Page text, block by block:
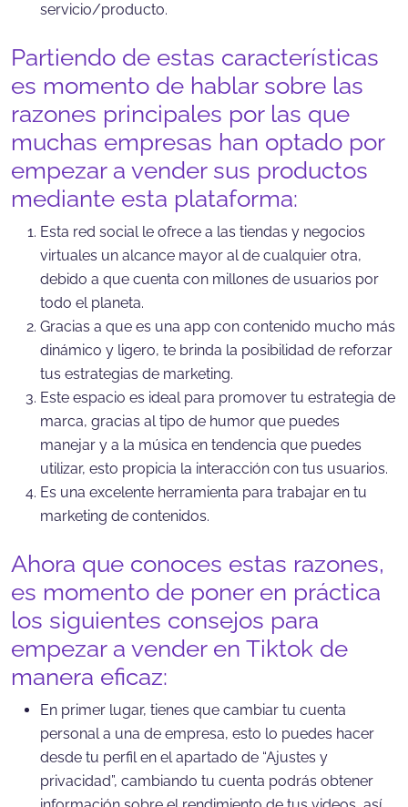
servicio/producto.
Partiendo de estas características
es momento de hablar sobre las
razones principales por las que
muchas empresas han optado por
empezar a vender sus productos
mediante esta plataforma:
Esta red social le ofrece a las tiendas y negocios
virtuales un alcance mayor al de cualquier otra,
debido a que cuenta con millones de usuarios por
todo el planeta.
Gracias a que es una app con contenido mucho más
dinámico y ligero, te brinda la posibilidad de reforzar
tus estrategias de marketing.
Este espacio es ideal para promover tu estrategia de
marca, gracias al tipo de humor que puedes
manejar y a la música en tendencia que puedes
utilizar, esto propicia la interacción con tus usuarios.
Es una excelente herramienta para trabajar en tu
marketing de contenidos.
Ahora que conoces estas razones,
es momento de poner en práctica
los siguientes consejos para
empezar a vender en Tiktok de
manera eficaz:
En primer lugar, tienes que cambiar tu cuenta
personal a una de empresa, esto lo puedes hacer
desde tu perfil en el apartado de “Ajustes y
privacidad”, cambiando tu cuenta podrás obtener